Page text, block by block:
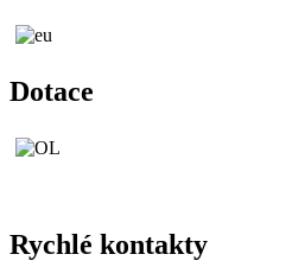
Dotace
Rychlé kontakty